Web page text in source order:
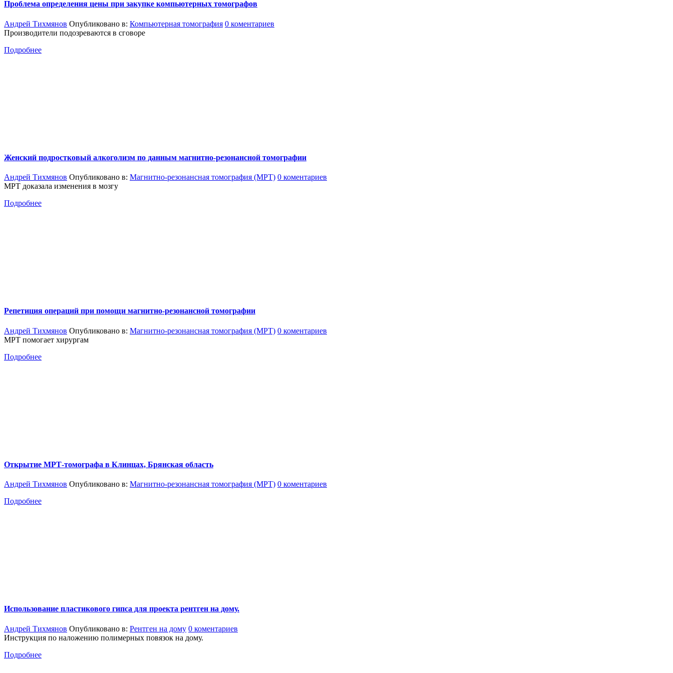
Проблема определения цены при закупке компьютерных томографов
Андрей Тихмянов Опубликовано в: Компьютерная томография 0 коментариев
Производители подозреваются в сговоре
Подробнее
Женский подростковый алкоголизм по данным магнитно-резонансной томографии
Андрей Тихмянов Опубликовано в: Магнитно-резонансная томография (МРТ) 0 коментариев
МРТ доказала изменения в мозгу
Подробнее
Репетиция операций при помощи магнитно-резонансной томографии
Андрей Тихмянов Опубликовано в: Магнитно-резонансная томография (МРТ) 0 коментариев
МРТ помогает хирургам
Подробнее
Открытие МРТ-томографа в Клинцах, Брянская область
Андрей Тихмянов Опубликовано в: Магнитно-резонансная томография (МРТ) 0 коментариев
Подробнее
Использование пластикового гипса для проекта рентген на дому.
Андрей Тихмянов Опубликовано в: Рентген на дому 0 коментариев
Инструкция по наложению полимерных повязок на дому.
Подробнее